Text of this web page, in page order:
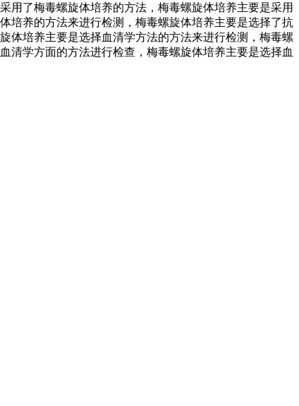
用了梅毒螺旋体培养的方法，梅毒螺旋体培养主要是采用
培养的方法来进行检测，梅毒螺旋体培养主要是选择了抗
体培养主要是选择血清学方法的方法来进行检测，梅毒螺
清学方面的方法进行检查，梅毒螺旋体培养主要是选择血